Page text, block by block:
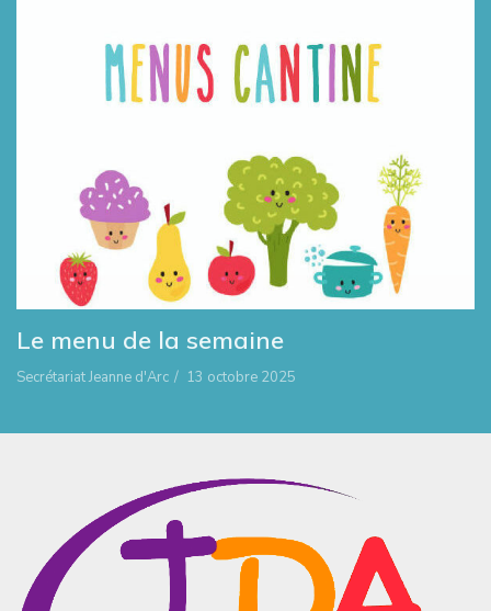
Le menu de la semaine
Secrétariat Jeanne d'Arc / 13 octobre 2025